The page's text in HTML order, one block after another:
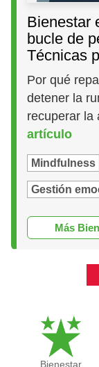
Bienestar
bucle de
Técnicas
Por qué
detener la
recuperar la
artículo
Mindfulness
Gestión
Más
Bienestar